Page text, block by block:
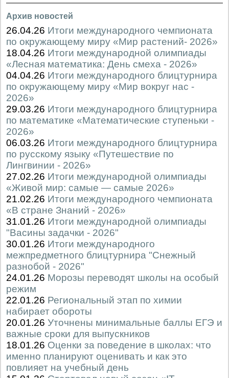
Архив новостей
26.04.26 Итоги международного чемпионата
по окружающему миру «Мир растений- 2026»
18.04.26 Итоги международной олимпиады
«Лесная математика: День смеха - 2026»
04.04.26 Итоги международного блицтурнира
по окружающему миру «Мир вокруг нас -
2026»
29.03.26 Итоги международного блицтурнира
по математике «Математические ступеньки -
2026»
06.03.26 Итоги международного блицтурнира
по русскому языку «Путешествие по
Лингвинии - 2026»
27.02.26 Итоги международной олимпиады
«Живой мир: самые — самые 2026»
21.02.26 Итоги международного чемпионата
«В стране Знаний - 2026»
31.01.26 Итоги международной олимпиады
"Васины задачки - 2026"
30.01.26 Итоги международного
межпредметного блицтурнира "Снежный
разнобой - 2026"
24.01.26 Морозы переводят школы на особый
режим
22.01.26 Региональный этап по химии
набирает обороты
20.01.26 Уточнены минимальные баллы ЕГЭ и
важные сроки для выпускников
18.01.26 Оценки за поведение в школах: что
именно планируют оценивать и как это
повлияет на учебный день